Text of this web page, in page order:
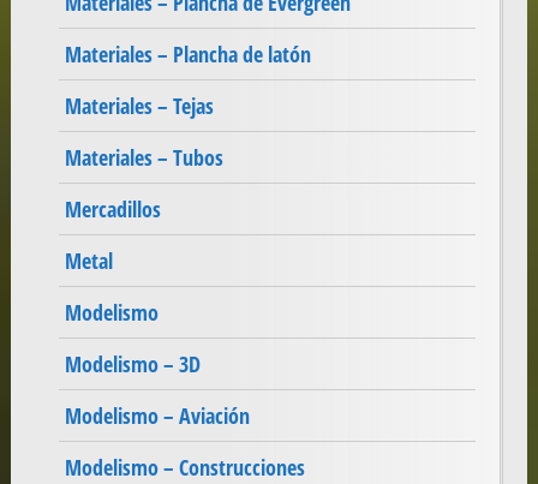
Materiales – Plancha de latón
Materiales – Tejas
Materiales – Tubos
Mercadillos
Metal
Modelismo
Modelismo – 3D
Modelismo – Aviación
Modelismo – Construcciones